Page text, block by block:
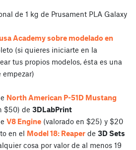
de 1 kg de Prusament PLA Galaxy
Academy sobre modelado en
(si quieres iniciarte en la
tus propios modelos, ésta es una
North American P-51D Mustang
$50) de 3DLabPrint
V8 Engine (valorado en $25) y $20
en el Model 18: Reaper de 3D Sets
cosa por valor de al menos 19